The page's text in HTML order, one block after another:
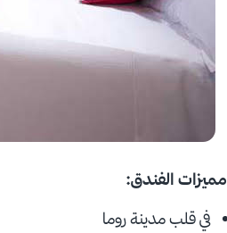
مميزات الفندق:
في قلب مدينة روما